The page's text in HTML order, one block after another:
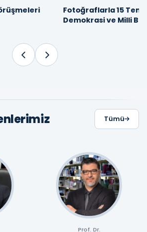
10
TEMMUZ 2025
14:50
Fotoğraflarla 15
Demokrasi ve Milli
Tümü
Prof. Dr.